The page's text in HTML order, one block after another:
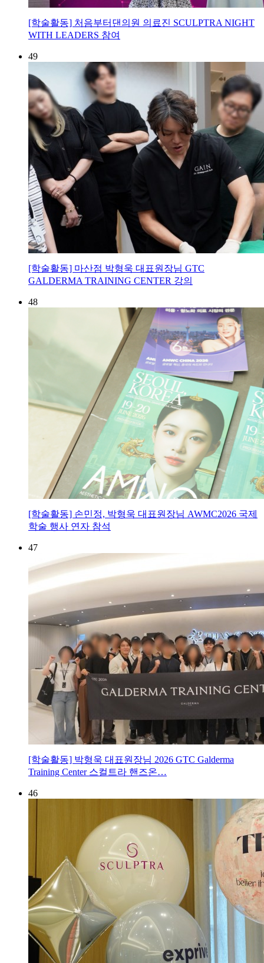
[학술활동] 처음부터댄의원 의료진 SCULPTRA NIGHT
WITH LEADERS 참여
49
[학술활동] 마산점 박형욱 대표원장님 GTC
GALDERMA TRAINING CENTER 강의
48
[학술활동] 손민정, 박형욱 대표원장님 AWMC2026 국제
학술 행사 연자 참석
47
[학술활동] 박형욱 대표원장님 2026 GTC Galderma
Training Center 스컬트라 핸즈온…
46